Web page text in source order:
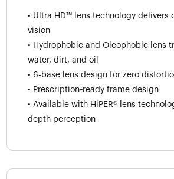
• Ultra HD™ lens technology delivers
vision
• Hydrophobic and Oleophobic lens
water, dirt, and oil
• 6-base lens design for zero
• Prescription‑ready frame design
• Available with HiPER® lens
depth perception